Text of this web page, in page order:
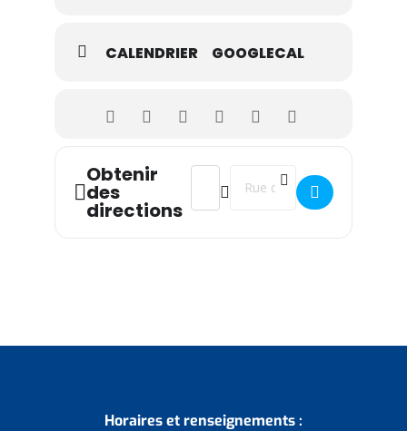
CALENDRIER GOOGLECAL
Obtenir
des
directions
Address - Exposition Patrimoine
Destination Address -
Horaires et renseignements :